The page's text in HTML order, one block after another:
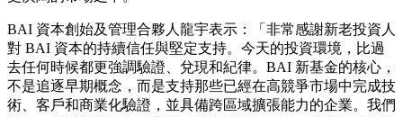
言，BAI 資本將圍繞三類機會展開布局：一是中國冠軍企業出
海過程中形成的新增長平台；二是從亞洲本土創新出發、逐步
走向跨國經營的全球化企業；三是具備全球領先創新能力、並
有望借助中國市場實現規模化增長的國際化企業。行業方向將
覆蓋科技與 AI、金融服務、消費與娛樂、企業服務等領域。